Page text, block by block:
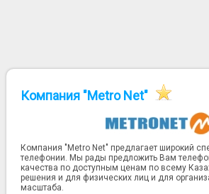
Компания "Metro Net"
Компания "Metro Net" предлагает широкий
телефонии. Мы рады предложить Вам
качества по доступным ценам по всему
решения и для физических лиц и для
масштаба.